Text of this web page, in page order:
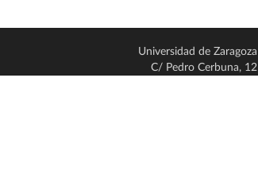
Universidad de Zaragoza
C/ Pedro Cerbuna, 12